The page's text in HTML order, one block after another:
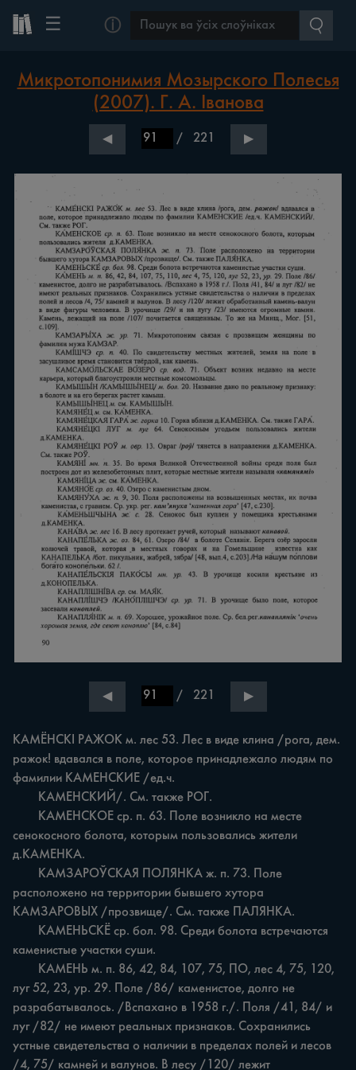
☰ ⓘ
Микротопонимия Мозырского Полесья
(2007). Г. А. Іванова
◀ / 221 ▶
◀ / 221 ▶
КАМЁНСКІ РАЖОК м. лес 53. Лес в виде клина /рога, дем.
ражок! вдавался в поле, которое принадлежало людям по
фамилии КАМЕНСКИЕ /ед.ч.
сенокосного болота, которым пользовались жители
д.КАМЕНКА.
расположено на территории бывшего хутора
КАМЗАРОВЫХ /прозвище/. См. также ПАЛЯНКА.
каменистые участки суши.
луг 52, 23, ур. 29. Поле /86/ каменистое, долго не
разрабатывалось. /Вспахано в 1958 г./. Поля /41, 84/ и
луг /82/ не имеют реальных признаков. Сохранились
устные свидетельства о наличии в пределах полей и лесов
/4, 75/ камней и валунов. В лесу /120/ лежит